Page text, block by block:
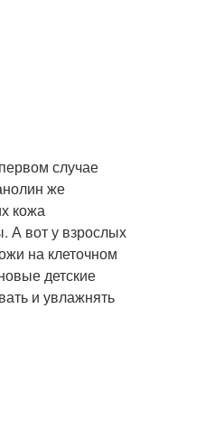
случае
же
кожа
А вот у взрослых
на клеточном
детские
и увлажнять